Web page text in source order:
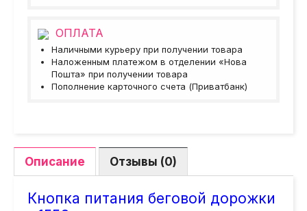
ОПЛАТА
Наличными курьеру при получении товара
Наложенным платежом в отделении «Нова
Пошта» при получении товара
Пополнение карточного счета (Приватбанк)
Описание Отзывы (0)
Кнопка питания беговой дорожки